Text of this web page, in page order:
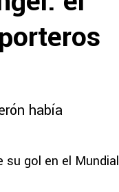
había
gol en el Mundial